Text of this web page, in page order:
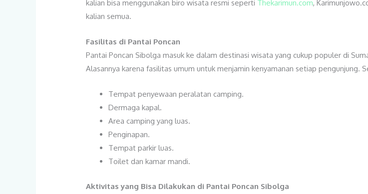
kalian bisa menggunakan biro wisata resmi seperti Thekarimun.com,
kalian semua.
Fasilitas di Pantai Poncan
Pantai Poncan Sibolga masuk ke dalam destinasi wisata yang cukup populer di
Alasannya karena fasilitas umum untuk menjamin kenyamanan setiap pengunjung.
Tempat penyewaan peralatan camping.
Dermaga kapal.
Area camping yang luas.
Penginapan.
Tempat parkir luas.
Toilet dan kamar mandi.
Aktivitas yang Bisa Dilakukan di Pantai Poncan Sibolga